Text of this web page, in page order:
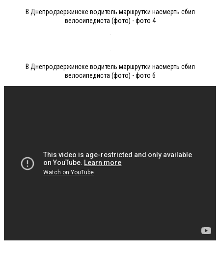
В Днепродзержинске водитель маршрутки насмерть сбил
велосипедиста (фото) - фото 4
В Днепродзержинске водитель маршрутки насмерть сбил
велосипедиста (фото) - фото 6